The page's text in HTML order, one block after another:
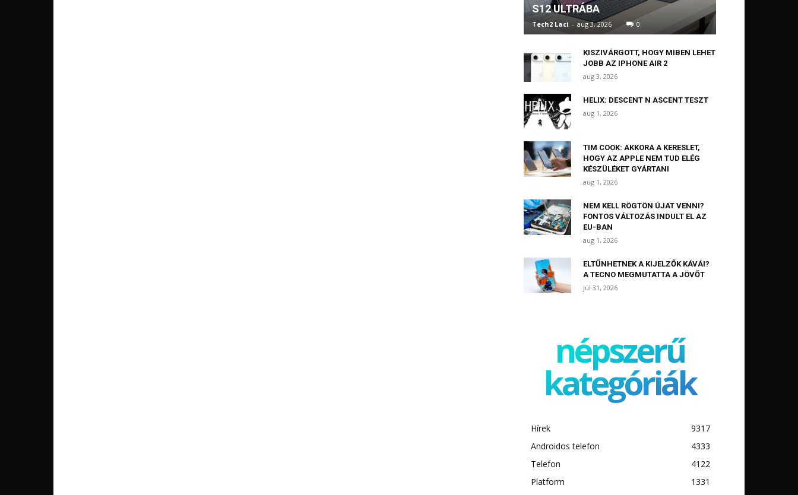
S12 ULTRÁBA
Tech2 Laci - aug 3, 2026 0
KISZIVÁRGOTT, HOGY MIBEN LEHET
JOBB AZ IPHONE AIR 2
aug 3, 2026
HELIX: DESCENT N ASCENT TESZT
aug 1, 2026
TIM COOK: AKKORA A KERESLET,
HOGY AZ APPLE NEM TUD ELÉG
KÉSZÜLÉKET GYÁRTANI
aug 1, 2026
NEM KELL RÖGTÖN ÚJAT VENNI?
FONTOS VÁLTOZÁS INDULT EL AZ
EU-BAN
aug 1, 2026
ELTŰNHETNEK A KIJELZŐK KÁVÁI?
A TECNO MEGMUTATTA A JÖVŐT
júl 31, 2026
népszerű
kategóriák
Hírek
9317
Androidos telefon
4333
Telefon
4122
Platform
1331